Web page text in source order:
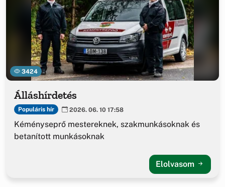
3424
Álláshírdetés
Populáris hír 2026. 06. 10 17:58
Kéményseprő mestereknek, szakmunkásoknak és
betanított munkásoknak
Elolvasom